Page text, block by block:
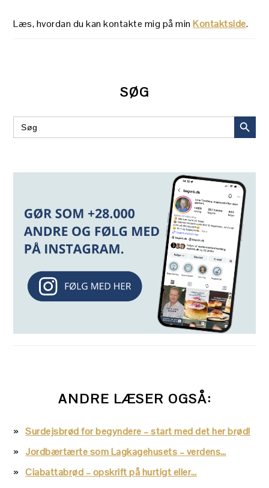
Læs, hvordan du kan kontakte mig på minKontaktside.
SØG
Search
for:
SEARCH
ANDRE LÆSER OGSÅ:
Surdejsbrød for begyndere – start med det her brød!
Jordbærtærte som Lagkagehusets – verdens…
Ciabattabrød – opskrift på hurtigt eller…